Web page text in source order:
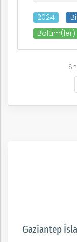
2024
Bölüm(ler)
Gaziantep